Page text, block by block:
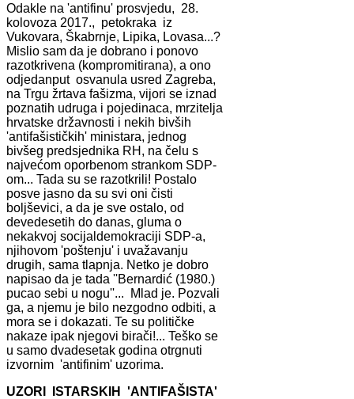
Odakle na 'antifinu' prosvjedu, 28.
kolovoza 2017., petokraka iz
Vukovara, Škabrnje, Lipika, Lovasa...?
Mislio sam da je dobrano i ponovo
razotkrivena (kompromitirana), a ono
odjedanput osvanula usred Zagreba,
na Trgu žrtava fašizma, vijori se iznad
poznatih udruga i pojedinaca, mrzitelja
hrvatske državnosti i nekih bivših
'antifašističkih' ministara, jednog
bivšeg predsjednika RH, na čelu s
najvećom oporbenom strankom SDP-
om... Tada su se razotkrili! Postalo
posve jasno da su svi oni čisti
boljševici, a da je sve ostalo, od
devedesetih do danas, gluma o
nekakvoj socijaldemokraciji SDP-a,
njihovom 'poštenju' i uvažavanju
drugih, sama tlapnja. Netko je dobro
napisao da je tada ''Bernardić (1980.)
pucao sebi u nogu''... Mlad je. Pozvali
ga, a njemu je bilo nezgodno odbiti, a
mora se i dokazati. Te su političke
nakaze ipak njegovi birači!... Teško se
u samo dvadesetak godina otrgnuti
izvornim 'antifinim' uzorima.
UZORI ISTARSKIH 'ANTIFAŠISTA'